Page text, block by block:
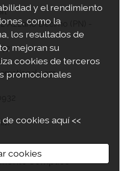
Azzano Decimo (PN) -
Semplice
y el rendimiento
como la
los resultados de
mejoran su
cookies de terceros
promocionales
cookies aquí <<
cookies